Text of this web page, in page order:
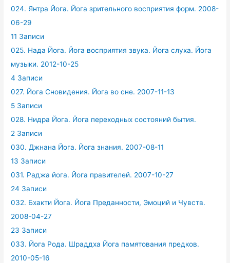
024. Янтра Йога. Йога зрительного восприятия форм. 2008-
06-29
11 Записи
025. Нада Йога. Йога восприятия звука. Йога слуха. Йога
музыки. 2012-10-25
4 Записи
027. Йога Сновидения. Йога во сне. 2007-11-13
5 Записи
028. Нидра Йога. Йога переходных состояний бытия.
2 Записи
030. Джнана Йога. Йога знания. 2007-08-11
13 Записи
031. Раджа йога. Йога правителей. 2007-10-27
24 Записи
032. Бхакти Йога. Йога Преданности, Эмоций и Чувств.
2008-04-27
23 Записи
033. Йога Рода. Шраддха Йога памятования предков.
2010-05-16